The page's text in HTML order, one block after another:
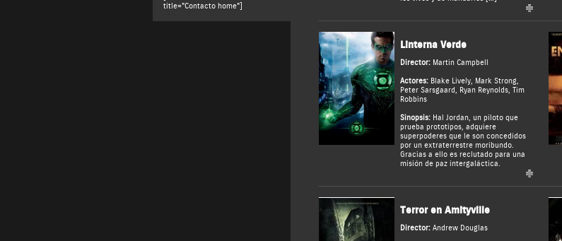
title="Contacto home"]
Linterna Verde
Director: Martin Campbell
Actores: Blake Lively, Mark Strong,
Peter Sarsgaard, Ryan Reynolds, Tim
Robbins
Sinopsis:Hal Jordan, un piloto que
prueba prototipos, adquiere
superpoderes que le son concedidos
por un extraterrestre moribundo.
Gracias a ello es reclutado para una
misión de paz intergaláctica.
Terror en Amityville
Director: Andrew Douglas